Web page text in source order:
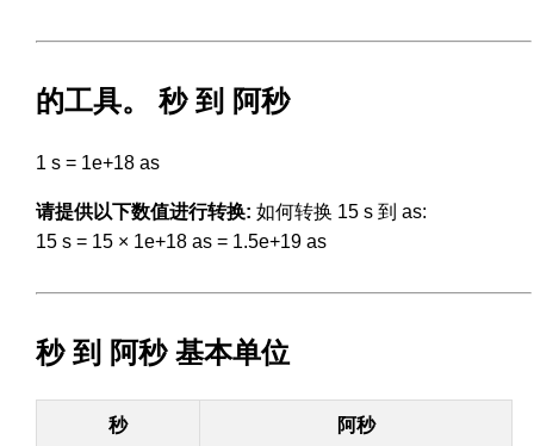
的工具。 秒 到 阿秒
1 s = 1e+18 as
请提供以下数值进行转换: 如何转换 15 s 到 as:
15 s = 15 × 1e+18 as = 1.5e+19 as
秒 到 阿秒 基本单位
秒 阿秒